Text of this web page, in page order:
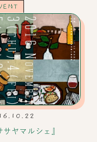
サヤマルシェ』